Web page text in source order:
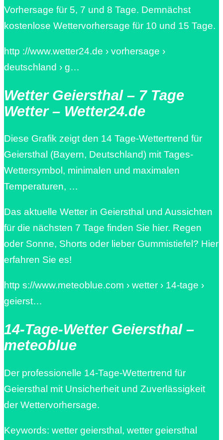
Vorhersage für 5, 7 und 8 Tage. Demnächst
kostenlose Wettervorhersage für 10 und 15 Tage.
http ://www.wetter24.de › vorhersage ›
deutschland › g…
Wetter Geiersthal – 7 Tage
Wetter – Wetter24.de
Diese Grafik zeigt den 14 Tage-Wettertrend für
Geiersthal (Bayern, Deutschland) mit Tages-
Wettersymbol, minimalen und maximalen
Temperaturen, …
Das aktuelle Wetter in Geiersthal und Aussichten
für die nächsten 7 Tage finden Sie hier. Regen
oder Sonne, Shorts oder lieber Gummistiefel? Hier
erfahren Sie es!
http s://www.meteoblue.com › wetter › 14-tage ›
geierst…
14-Tage-Wetter Geiersthal –
meteoblue
Der professionelle 14-Tage-Wettertrend für
Geiersthal mit Unsicherheit und Zuverlässigkeit
der Wettervorhersage.
Keywords: wetter geiersthal, wetter geiersthal